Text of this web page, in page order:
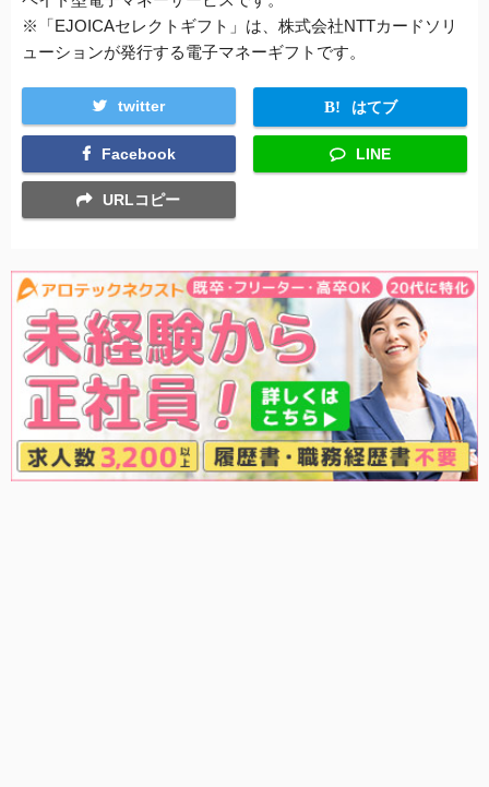
※「EJOICAセレクトギフト」は、株式会社NTTカードソリ
ューションが発行する電子マネーギフトです。
twitter はてブ
Facebook LINE
URLコピー